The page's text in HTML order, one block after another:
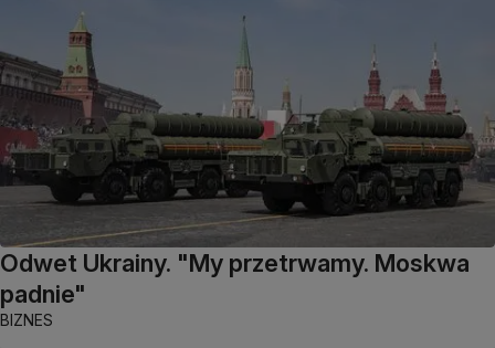
Odwet Ukrainy. "My przetrwamy. Moskwa
padnie"
BIZNES